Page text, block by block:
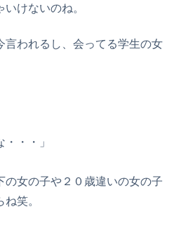
けないのね。
言われるし、会ってる学生の女
・・」
の女の子や２０歳違いの女の子
笑。